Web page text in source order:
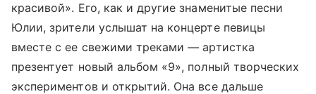
красивой». Его, как и другие знаменитые песни
Юлии, зрители услышат на концерте певицы
вместе с ее свежими треками — артистка
презентует новый альбом «9», полный творческих
экспериментов и открытий. Она все дальше